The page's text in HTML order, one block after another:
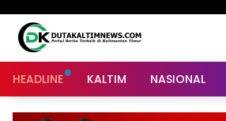
HEADLINE KALTIM NASIONAL